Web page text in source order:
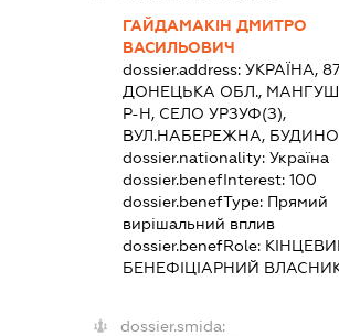
ГАЙДАМАКІН ДМИТРО
ВАСИЛЬОВИЧ
dossier.address: УКРАЇНА,
ДОНЕЦЬКА ОБЛ.,
Р-Н, СЕЛО УРЗУФ(З),
ВУЛ.НАБЕРЕЖНА,
dossier.nationality: Україна
dossier.benefInterest: 100
dossier.benefType: Прямий
вирішальний вплив
dossier.benefRole:
БЕНЕФІЦІАРНИЙ
dossier.smida: